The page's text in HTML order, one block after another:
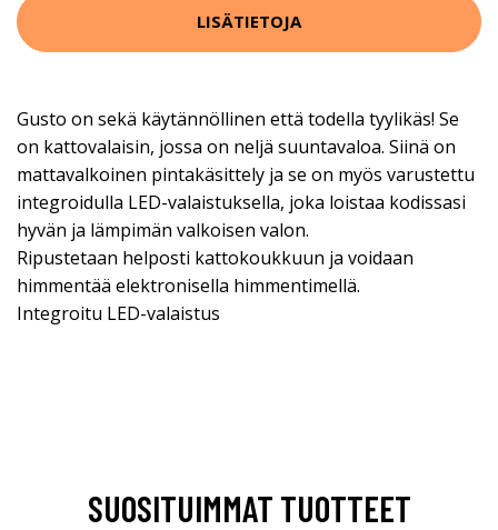
LISÄTIETOJA
Gusto on sekä käytännöllinen että todella tyylikäs! Se
on kattovalaisin, jossa on neljä suuntavaloa. Siinä on
mattavalkoinen pintakäsittely ja se on myös varustettu
integroidulla LED-valaistuksella, joka loistaa kodissasi
hyvän ja lämpimän valkoisen valon.
Ripustetaan helposti kattokoukkuun ja voidaan
himmentää elektronisella himmentimellä.
Integroitu LED-valaistus
SUOSITUIMMAT TUOTTEET